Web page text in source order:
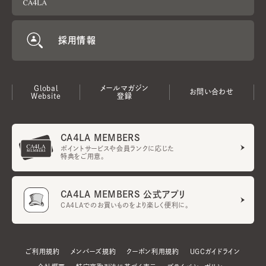
採用情報
Global
Website
メールマガジン
登録
お問い合わせ
CA4LA MEMBERS
ポイントサービスや会員ランクに応じた
特典をご用意。
CA4LA MEMBERS 公式アプリ
CA4LAでのお買いものをより楽しく便利に。
ご利用規約 メンバーズ規約 クーポン利用規約 UGCガイドライン